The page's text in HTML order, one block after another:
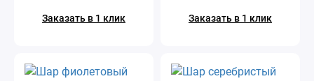
Заказать в 1 клик Заказать в 1 клик